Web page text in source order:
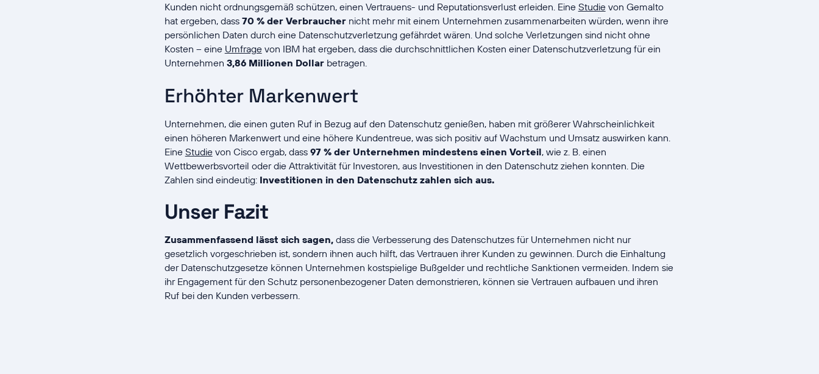
Kunden nicht ordnungsgemäß schützen, einen Vertrauens- und Reputationsverlust erleiden. Eine Studievon Gemalto
hat ergeben, dass 70 % der Verbrauchernicht mehr mit einem Unternehmen zusammenarbeiten würden, wenn ihre
persönlichen Daten durch eine Datenschutzverletzung gefährdet wären. Und solche Verletzungen sind nicht ohne
Kosten – eine Umfragevon IBM hat ergeben, dass die durchschnittlichen Kosten einer Datenschutzverletzung für ein
Unternehmen 3,86 Millionen Dollar betragen.
Erhöhter Markenwert
Unternehmen, die einen guten Ruf in Bezug auf den Datenschutz genießen, haben mit größerer Wahrscheinlichkeit
einen höheren Markenwert und eine höhere Kundentreue, was sich positiv auf Wachstum und Umsatz auswirken kann.
Eine Studievon Cisco ergab, dass 97 % der Unternehmen mindestens einen Vorteil, wie z. B. einen
Wettbewerbsvorteil oder die Attraktivität für Investoren, aus Investitionen in den Datenschutz ziehen konnten. Die
Zahlen sind eindeutig: Investitionen in den Datenschutz zahlen sich aus.
Unser Fazit
Zusammenfassend lässt sich sagen, dass die Verbesserung des Datenschutzes für Unternehmen nicht nur
gesetzlich vorgeschrieben ist, sondern ihnen auch hilft, das Vertrauen ihrer Kunden zu gewinnen. Durch die Einhaltung
der Datenschutzgesetze können Unternehmen kostspielige Bußgelder und rechtliche Sanktionen vermeiden. Indem sie
ihr Engagement für den Schutz personenbezogener Daten demonstrieren, können sie Vertrauen aufbauen und ihren
Ruf bei den Kunden verbessern.